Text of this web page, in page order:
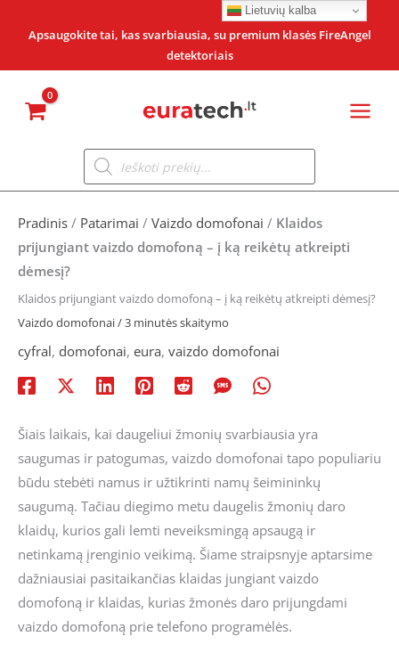
Apsaugokite tai, kas svarbiausia, su premium klasės FireAngel
detektoriais
Products
search
Pradinis / Patarimai / Vaizdo domofonai / Klaidos
prijungiant vaizdo domofoną – į ką reikėtų atkreipti
dėmesį?
Klaidos prijungiant vaizdo domofoną – į ką reikėtų atkreipti dėmesį?
Vaizdo domofonai/3 minutės skaitymo
cyfral, domofonai, eura, vaizdo domofonai
Šiais laikais, kai daugeliui žmonių svarbiausia yra
saugumas ir patogumas, vaizdo domofonai tapo populiariu
būdu stebėti namus ir užtikrinti namų šeimininkų
saugumą. Tačiau diegimo metu daugelis žmonių daro
klaidų, kurios gali lemti neveiksmingą apsaugą ir
netinkamą įrenginio veikimą. Šiame straipsnyje aptarsime
dažniausiai pasitaikančias klaidas jungiant vaizdo
domofoną ir klaidas, kurias žmonės daro prijungdami
vaizdo domofoną prie telefono programėlės.
Lietuvių kalba